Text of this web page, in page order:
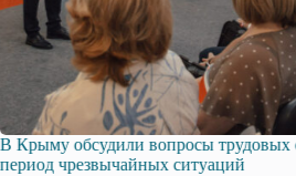
обсудили вопросы трудовых
чрезвычайных ситуаций